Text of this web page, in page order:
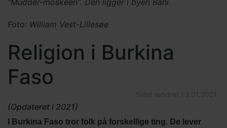
Foto: William Vest-Lillesøe
Religion i Burkina
Faso
(Opdateret i 2021)
I Burkina Faso tror folk på forskellige ting. De lever